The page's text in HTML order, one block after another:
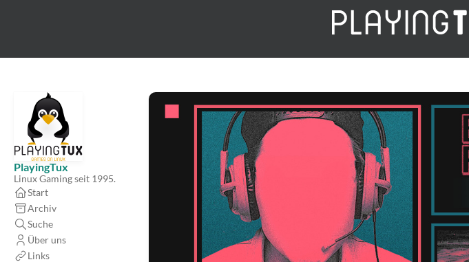
PlayingTux
Linux Gaming seit 1995.
Start
Archiv
Suche
Über uns
Links